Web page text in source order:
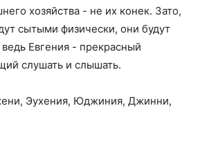
хозяйства - не их конек. Зато,
сытыми физически, они будут
Евгения - прекрасный
слушать и слышать.
Эухения, Юджиния, Джинни,